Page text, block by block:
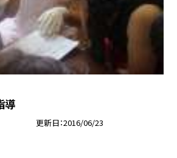
導
更新日 2016/06/23